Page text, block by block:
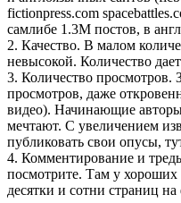
fictionpress.com
самлибе 1.3M постов, в
2. Качество. В малом
невысокой. Количество
3. Количество просмотров.
просмотров, даже
видео). Начинающие
мечтают. С увеличением
публиковать свои опусы,
4. Комментирование и
посмотрите. Там у
десятки и сотни страниц